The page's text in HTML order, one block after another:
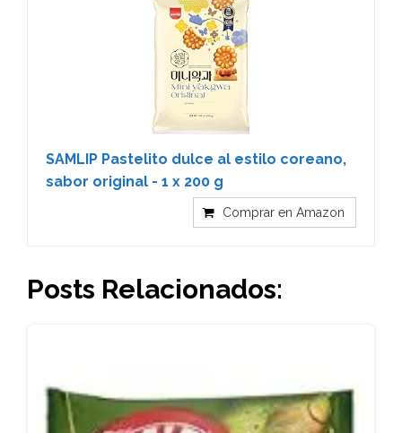
SAMLIP Pastelito dulce al estilo coreano,
sabor original - 1 x 200 g
Comprar en Amazon
Posts Relacionados: